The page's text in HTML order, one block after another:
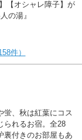
【オシャレ障子】が
の湯』
件）
蛍、秋は紅葉にコス
られるお宿。全28
裏付きのお部屋もあ